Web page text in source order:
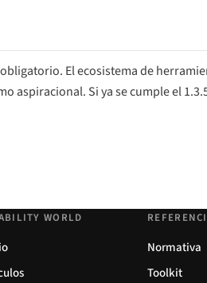
El ecosistema de
aspiracional. Si ya se cumple el
WORLD
Normativa
Toolkit